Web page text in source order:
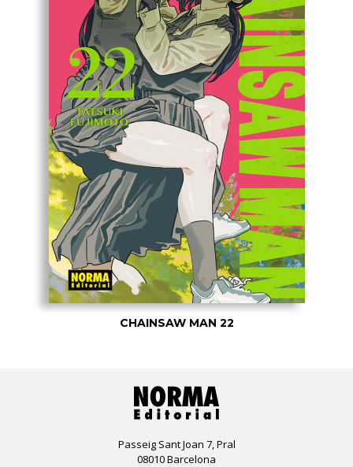
CHAINSAW MAN 22
Passeig Sant Joan 7, Pral
08010 Barcelona